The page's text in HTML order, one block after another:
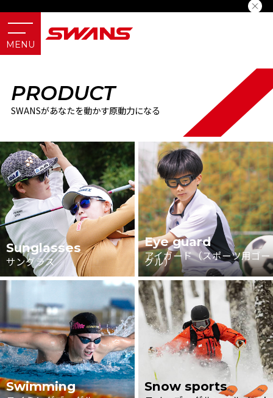
PRODUCT
SWANSがあなたを動かす原動力になる
Sunglasses
サングラス
Eye guard
アイガード（スポーツ用ゴー
グル）
Swimming Snow sports